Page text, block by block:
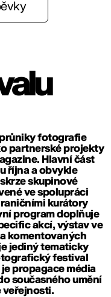
fotografie
partnerské projekty
. Hlavní část
října a obvykle
skupinové
ve spolupráci
kurátory
program doplňuje
akcí, výstav ve
komentovaných
jediný tematicky
festival
propagace média
současného umění
veřejnosti.